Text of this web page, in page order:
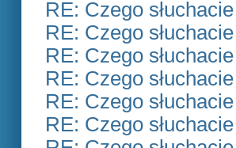
RE: Czego
RE: Czego
RE: Czego
RE: Czego
RE: Czego
RE: Czego